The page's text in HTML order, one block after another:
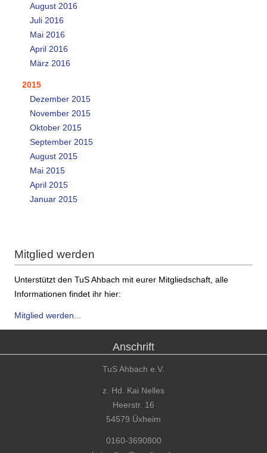
August 2016
Juli 2016
Mai 2016
April 2016
März 2016
2015
Dezember 2015
November 2015
Oktober 2015
September 2015
August 2015
Mai 2015
April 2015
Januar 2015
Mitglied werden
Unterstützt den TuS Ahbach mit eurer Mitgliedschaft, alle
Informationen findet ihr hier:
Mitglied werden...
Anschrift
TuS Ahbach e.V.
z. Hd. Kai Nelles
Heerstr. 16
54579 Üxheim
0160-3690800